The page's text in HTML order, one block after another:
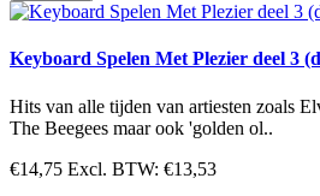
Keyboard Spelen Met Plezier deel 3
Hits van alle tijden van artiesten zoals
The Beegees maar ook 'golden ol..
€14,75 Excl. BTW: €13,53